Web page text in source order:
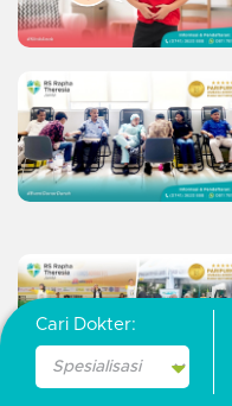
Cari Dokter: